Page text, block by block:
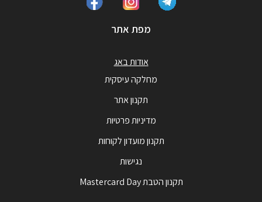
מפת אתר
אודות באג
מחלקה עיסקית
תקנון אתר
מדיניות פרטיות
תקנון מועדון לקוחות
נגישות
תקנון הטבת Mastercard Day